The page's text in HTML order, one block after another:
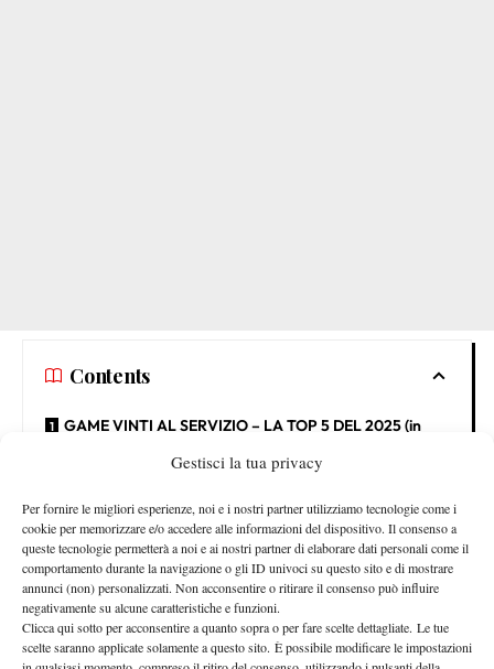
Gestisci la tua privacy
Per fornire le migliori esperienze, noi e i nostri partner utilizziamo tecnologie come i
cookie per memorizzare e/o accedere alle informazioni del dispositivo. Il consenso a
queste tecnologie permetterà a noi e ai nostri partner di elaborare dati personali come il
comportamento durante la navigazione o gli ID univoci su questo sito e di mostrare
annunci (non) personalizzati. Non acconsentire o ritirare il consenso può influire
negativamente su alcune caratteristiche e funzioni.
Clicca qui sotto per acconsentire a quanto sopra o per fare scelte dettagliate. Le tue
scelte saranno applicate solamente a questo sito. È possibile modificare le impostazioni
Contents
GAME VINTI AL SERVIZIO – LA TOP 5 DEL 2025 (in
termini percentuali)
GAME VINTI AL SERVIZIO – LA TOP 5 DEL 2025
(in termini percentuali)
Jannik Sinner 92,00%
Taylor Fritz 89,18%